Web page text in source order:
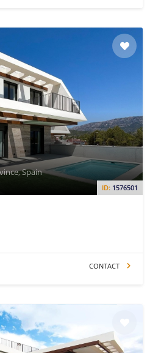
ID: 1576501
Spain
CONTACT